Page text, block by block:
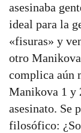
asesinaba
ideal para la
«fisuras» y
otro
complica aún
Manikova 1 y
asesinato. Se
filosófico: